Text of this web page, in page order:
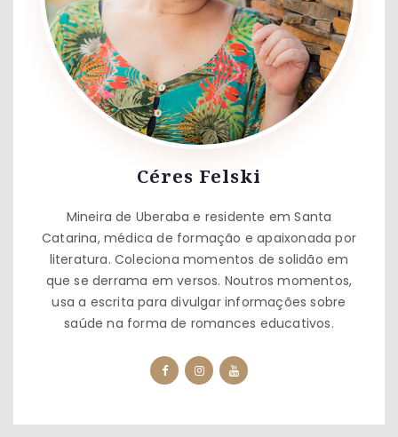
Céres Felski
Mineira de Uberaba e residente em Santa
Catarina, médica de formação e apaixonada por
literatura. Coleciona momentos de solidão em
que se derrama em versos. Noutros momentos,
usa a escrita para divulgar informações sobre
saúde na forma de romances educativos.